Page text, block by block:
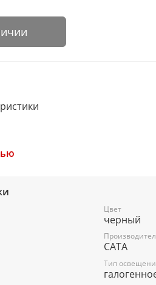
Цвет
черный
CATA
Тип